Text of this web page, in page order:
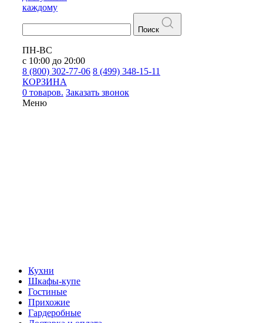
каждому
Поиск
ПН-ВС
с 10:00 до 20:00
8 (800) 302-77-06 8 (499) 348-15-11
КОРЗИНА
0 товаров. Заказать звонок
Меню
Кухни
Шкафы-купе
Гостиные
Прихожие
Гардеробные